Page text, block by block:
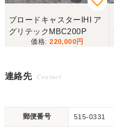
ブロードキャスターIHI ア
グリテックMBC200P
220,000
連絡先 Contact
郵便番号 515-0331